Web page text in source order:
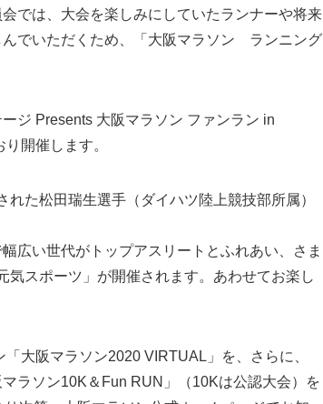
では、大会を楽しみにしていたランナーや将来
でいただくため、「大阪マラソン ランニング
ジ Presents 大阪マラソン ファンラン in
開催します。
た松田瑞生選手（ダイハツ陸上競技部所属）
広い世代がトップアスリートとふれあい、さま
スポーツ」が開催されます。あわせてお楽し
大阪マラソン2020 VIRTUAL」を、さらに、
ラソン10K＆Fun RUN」（10Kは公認大会）を